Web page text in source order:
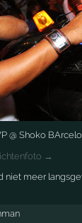
@ Shoko
→
niet meer